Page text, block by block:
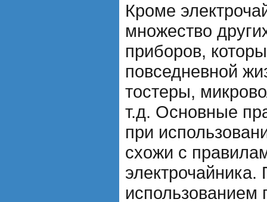
Кроме
множество
приборов,
повседневной
тостеры,
т.д. Основные
при
схожи с
электрочайника.
использованием